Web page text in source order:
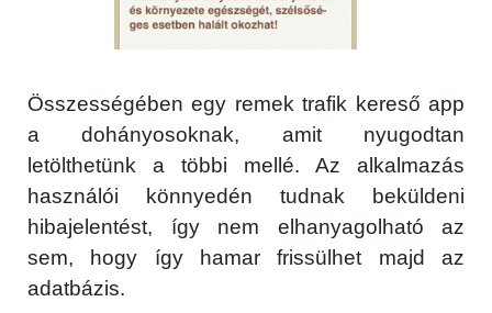
Összességében egy remek trafik kereső app
a dohányosoknak, amit nyugodtan
letölthetünk a többi mellé. Az alkalmazás
használói könnyedén tudnak beküldeni
hibajelentést, így nem elhanyagolható az
sem, hogy így hamar frissülhet majd az
adatbázis.